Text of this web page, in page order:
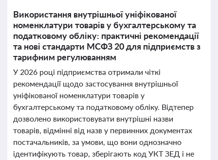
Використання внутрішньої уніфікованої
номенклатури товарів у бухгалтерському та
податковому обліку: практичні рекомендації
та нові стандарти МСФЗ 20 для підприємств з
тарифним регулюванням
У 2026 році підприємства отримали чіткі
рекомендації щодо застосування внутрішньої
уніфікованої номенклатури товарів у
бухгалтерському та податковому обліку. Відтепер
дозволено використовувати внутрішні назви
товарів, відмінні від назв у первинних документах
постачальників, за умови, що вони однозначно
ідентифікують товар, зберігають код УКТ ЗЕД і не